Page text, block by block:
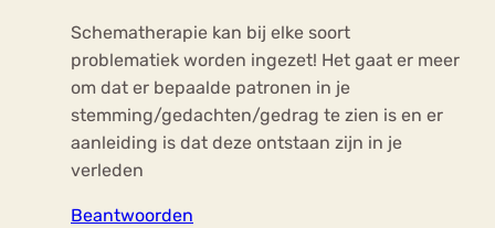
Schematherapie kan bij elke soort
problematiek worden ingezet! Het gaat er meer
om dat er bepaalde patronen in je
stemming/gedachten/gedrag te zien is en er
aanleiding is dat deze ontstaan zijn in je
verleden
Beantwoorden